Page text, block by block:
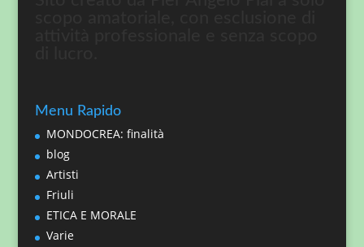
Menu Rapido
MONDOCREA: finalità
blog
Artisti
Friuli
ETICA E MORALE
Varie